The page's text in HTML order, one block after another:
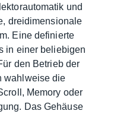
und
dreidimensionale
Eine definierte
in einer beliebigen
den Betrieb der
wahlweise die
Memory oder
Das Gehäuse